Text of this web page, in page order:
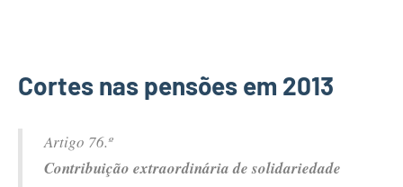
Cortes nas pensões em 2013
Artigo 76.º
Contribuição extraordinária de solidariedade